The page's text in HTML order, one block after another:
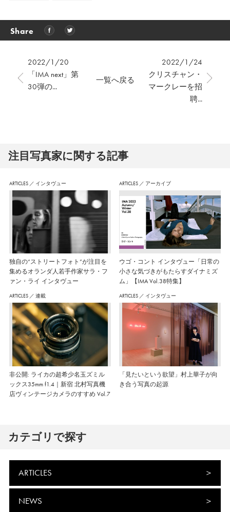
Share
2022/1/20
「IMA next」第
30弾の...
2022/1/24
クリスチャン・
マークレーを招
聘...
一覧へ戻る
注⽬写真家に関する記事
ARTICLES ／ インタヴュー
独自の“ストリートフォト”が注目を
集めるオランダ人若手作家サラ・フ
ァン・ライ インタヴュー
ARTICLES ／ アーカイブ
ウゴ・コント インタヴュー「日常の
小さな気づきがもたらすダイナミズ
ム」【IMA Vol.38特集】
ARTICLES ／ 連載
非公開: ライカの超希少名玉ズミル
ックス35mm f1.4｜新宿 北村写真機
店ヴィンテージカメラのすすめ Vol.7
ARTICLES ／ インタヴュー
「見たいという欲望」村上華子が向
き合う写真の起源
カテゴリで探す
ARTICLES
NEWS